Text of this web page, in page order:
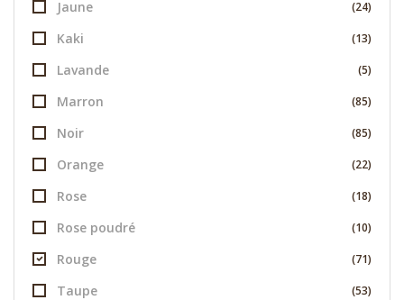
Jaune (24)
Kaki (13)
Lavande (5)
Marron (85)
Noir (85)
Orange (22)
Rose (18)
Rose poudré (10)
Rouge (71)
Taupe (53)